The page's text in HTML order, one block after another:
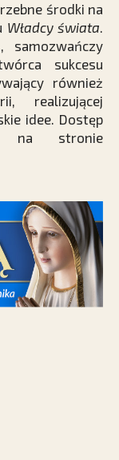
środki na
Władcy świata.
samozwańczy
sukcesu
również
realizującej
idee. Dostęp
na stronie